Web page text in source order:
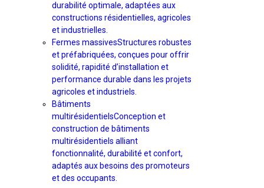
durabilité optimale, adaptées aux
constructions résidentielles, agricoles
et industrielles.
Fermes massivesStructures robustes
et préfabriquées, conçues pour offrir
solidité, rapidité d’installation et
performance durable dans les projets
agricoles et industriels.
Bâtiments
multirésidentielsConception et
construction de bâtiments
multirésidentiels alliant
fonctionnalité, durabilité et confort,
adaptés aux besoins des promoteurs
et des occupants.